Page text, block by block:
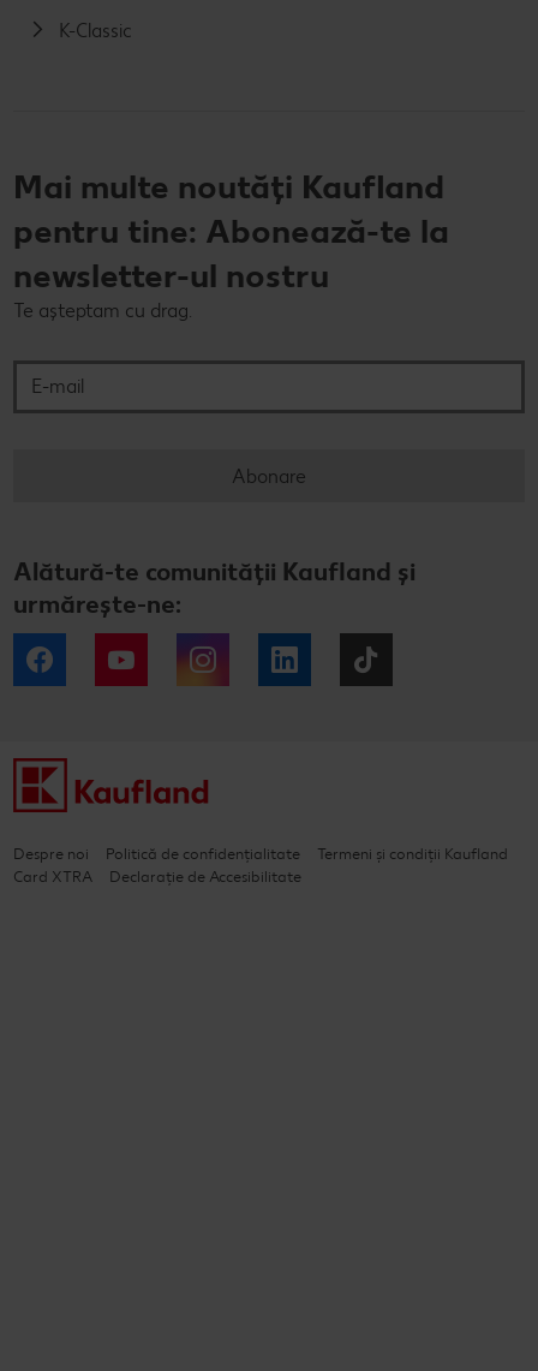
K-Classic
Mai multe noutăți Kaufland
pentru tine: Abonează-te la
newsletter-ul nostru
Te așteptam cu drag.
Abonare
Alătură-te comunității Kaufland și
urmărește-ne:
Facebook YouTube Instagram LinkedIn
Despre noi Politică de confidențialitate
Termeni și condiții Kaufland
Card XTRA
Declarație de Accesibilitate